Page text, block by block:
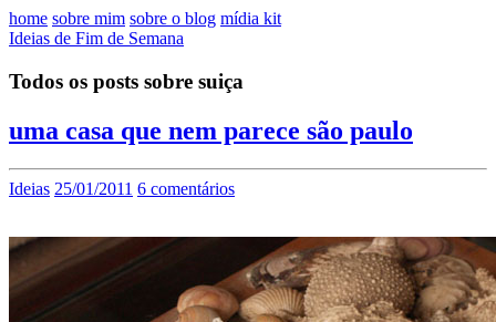
home sobre mim sobre o blog mídia kit
Ideias de Fim de Semana
Todos os posts sobre suiça
uma casa que nem parece são paulo
Ideias 25/01/2011 6 comentários